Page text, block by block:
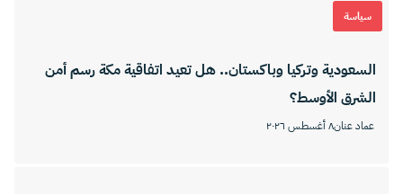
سياسة
السعودية وتركيا وباكستان.. هل تعيد اتفاقية مكة رسم أمن
الشرق الأوسط؟
عماد عنان٨ أغسطس ٢٠٢٦